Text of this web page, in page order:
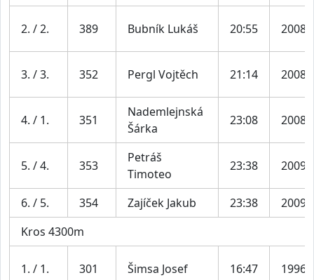
2. / 2. 389 Bubník Lukáš 20:55 2008
3. / 3. 352 Pergl Vojtěch 21:14 2008
4. / 1. 351
Nademlejnská
Šárka
23:08 2008
5. / 4. 353
Petráš
Timoteo
23:38 2009
6. / 5. 354 Zajíček Jakub 23:38
2009
Kros 4300m
1. / 1. 301 Šimsa Josef 16:47 1996